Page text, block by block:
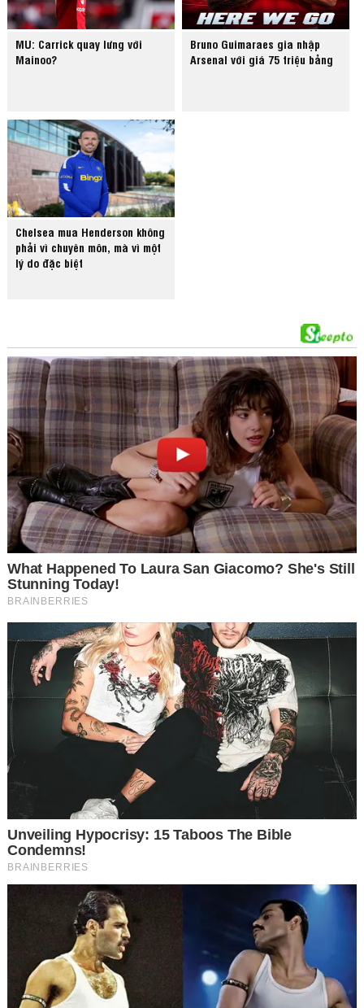
MU: Carrick quay lưng với
Mainoo?
Bruno Guimaraes gia nhập
Arsenal với giá 75 triệu bảng
Chelsea mua Henderson không
phải vì chuyên môn, mà vì một
lý do đặc biệt